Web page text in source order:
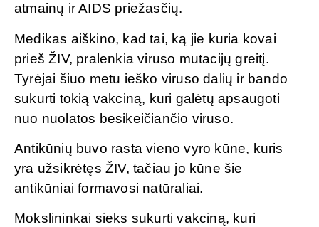
atmainų ir AIDS priežasčių.
Medikas aiškino, kad tai, ką jie kuria kovai
prieš ŽIV, pralenkia viruso mutacijų greitį.
Tyrėjai šiuo metu ieško viruso dalių ir bando
sukurti tokią vakciną, kuri galėtų apsaugoti
nuo nuolatos besikeičiančio viruso.
Antikūnių buvo rasta vieno vyro kūne, kuris
yra užsikrėtęs ŽIV, tačiau jo kūne šie
antikūniai formavosi natūraliai.
Mokslininkai sieks sukurti vakciną, kuri